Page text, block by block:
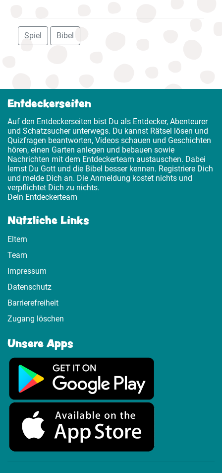
Spiel Bibel
Entdeckerseiten
Auf den Entdeckerseiten bist Du als Entdecker, Abenteurer
und Schatzsucher unterwegs. Du kannst Rätsel lösen und
Quizfragen beantworten, Videos schauen und Geschichten
hören, einen Garten anlegen und bebauen sowie
Nachrichten mit dem Entdeckerteam austauschen. Dabei
lernst Du Gott und die Bibel besser kennen. Registriere Dich
und melde Dich an. Die Anmeldung kostet nichts und
verpflichtet Dich zu nichts.
Dein Entdeckerteam
Nützliche Links
Eltern
Team
Impressum
Datenschutz
Barrierefreiheit
Zugang löschen
Unsere Apps